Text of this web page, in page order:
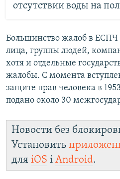
отсутствии воды на
Большинство жалоб в ЕСПЧ
лица, группы людей,
хотя и отдельные
жалобы. С момента
защите прав человека в
подано около 30
Новости без
Установить
для iOS і Android.